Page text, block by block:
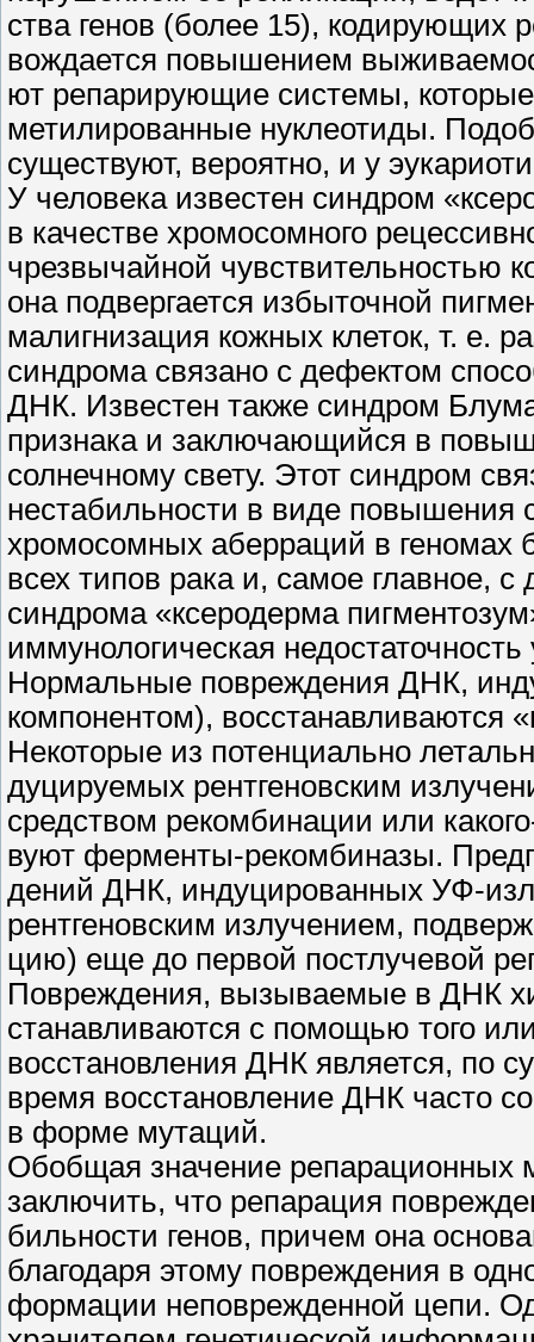
ства генов (более 15), кодирующих
вождается повышением
ют репарирующие системы,
метилированные нуклеотиды.
существуют, вероятно, и у
У человека известен синдром
в качестве хромосомного
чрезвычайной чувствительностью
она подвергается избыточной
малигнизация кожных клеток, т. е.
синдрома связано с дефектом
ДНК. Известен также синдром
признака и заключающийся в
солнечному свету. Этот синдром
нестабильности в виде повышения
хромосомных аберраций в геномах
всех типов рака и, самое главное,
синдрома «ксеродерма
иммунологическая
Нормальные повреждения ДНК,
компонентом), восстанавливаются
Некоторые из потенциально
дуцируемых рентгеновским
средством рекомбинации или
вуют ферменты-рекомбиназы.
дений ДНК, индуцированных УФ-
рентгеновским излучением,
цию) еще до первой постлучевой
Повреждения, вызываемые в ДНК
станавливаются с помощью того
восстановления ДНК является, по
время восстановление ДНК часто
в форме мутаций.
Обобщая значение репарационных
заключить, что репарация
бильности генов, причем она
благодаря этому повреждения в
формации неповрежденной цепи.